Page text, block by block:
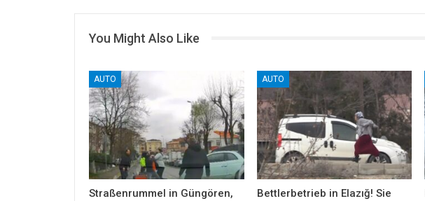
You Might Also Like
AUTO
Straßenrummel in Güngören,
AUTO
Bettlerbetrieb in Elazığ! Sie